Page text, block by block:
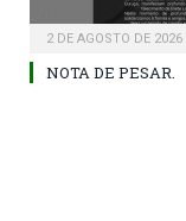
2 DE AGOSTO DE 2026
NOTA DE PESAR.